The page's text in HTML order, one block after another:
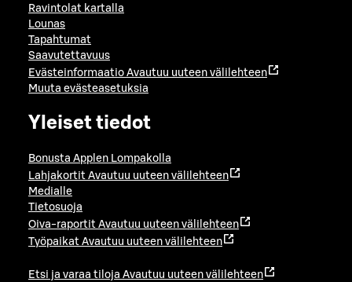
Ravintolat kartalla
Lounas
Tapahtumat
Saavutettavuus
Evästeinformaatio Avautuu uuteen välilehteen
Muuta evästeasetuksia
Yleiset tiedot
Bonusta Applen Lompakolla
Lahjakortit Avautuu uuteen välilehteen
Medialle
Tietosuoja
Oiva-raportit Avautuu uuteen välilehteen
Työpaikat Avautuu uuteen välilehteen
Etsi ja varaa tiloja Avautuu uuteen välilehteen